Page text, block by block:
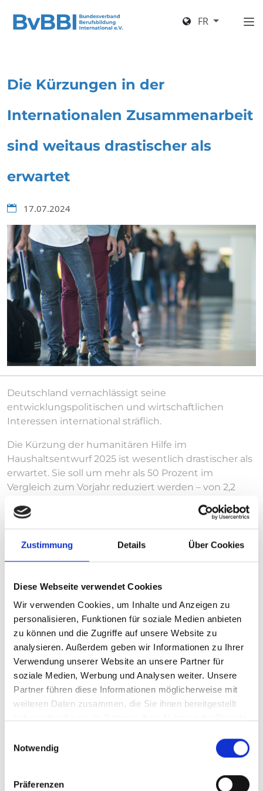
Zustimmung Details Über Cookies
Diese Webseite verwendet Cookies
Wir verwenden Cookies, um Inhalte und Anzeigen zu
personalisieren, Funktionen für soziale Medien anbieten
zu können und die Zugriffe auf unsere Website zu
analysieren. Außerdem geben wir Informationen zu Ihrer
Verwendung unserer Website an unsere Partner für
soziale Medien, Werbung und Analysen weiter. Unsere
Partner führen diese Informationen möglicherweise mit
weiteren Daten zusammen, die Sie ihnen bereitgestellt
Notwendig
Präferenzen
FR
Die Kürzungen in der
Internationalen Zusammenarbeit
sind weitaus drastischer als
erwartet
17.07.2024
Deutschland vernachlässigt seine
entwicklungspolitischen und wirtschaftlichen
Interessen international sträflich.
Die Kürzung der humanitären Hilfe im
Haushaltsentwurf 2025 ist wesentlich drastischer als
erwartet. Sie soll um mehr als 50 Prozent im
Vergleich zum Vorjahr reduziert werden – von 2,2
leben 700 Millionen Menschen in extremer Armut.
300 Millionen Menschen sind auf humanitäre Hilfe
angewiesen und über 100 Millionen Menschen sind
Menschen kurz vor dem Hungertod. Trotzdem kürzt
Deutschland seine humanitäre Hilfe zum dritten Mal
in Folge – seit 2022 um 67 Prozent bzw. zwei
Milliarden Euro.
Auch das Budget des Bundesministeriums für
wirtschaftliche Zusammenarbeit und Entwicklung
(BMZ) soll das dritte Jahr in Folge um knapp eine
Milliarde Euro sinken. Besonders betroffen sind die
Mittel für Krisenbewältigung, Ernährungssicherheit
und zivilgesellschaftliche Auslandsarbeit. Im Etat des
Entwicklungsministeriums sollen die Mittel für
Krisenbewältigung um 38 Prozent (minus 395
Welternährungsprogramm um 52 Prozent (minus 30